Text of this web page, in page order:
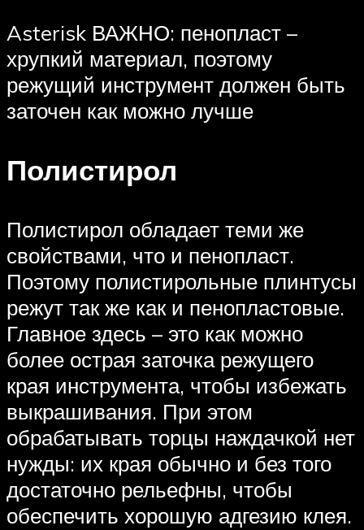
Asterisk ВАЖНО: пенопласт –
хрупкий материал, поэтому
режущий инструмент должен быть
заточен как можно лучше
Полистирол
Полистирол обладает теми же
свойствами, что и пенопласт.
Поэтому полистирольные плинтусы
режут так же как и пенопластовые.
Главное здесь – это как можно
более острая заточка режущего
края инструмента, чтобы избежать
выкрашивания. При этом
обрабатывать торцы наждачкой нет
нужды: их края обычно и без того
достаточно рельефны, чтобы
обеспечить хорошую адгезию клея.